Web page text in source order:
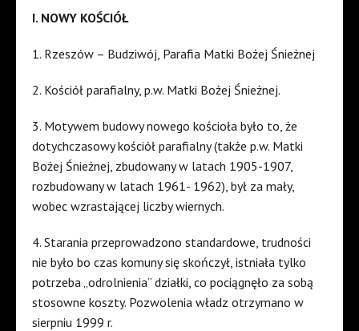
I. NOWY KOŚCIÓŁ
1. Rzeszów – Budziwój Parafia Matki Bożej Śnieżnej
2. Kościół parafialny, p.w. Matki Bożej Śnieżnej.
3. Motywem budowy nowego kościoła było to, że
dotychczasowy kościół parafialny(także p.w. Matki
Bożej Śnieżnej zbudowanyw latach 1905-1907,
rozbudowanyw latach 1961- 1962), był za mały,
wobec wzrastającej liczby wiernych.
4. Starania przeprowadzono standardowe trudności
nie było bo czas komuny się skończył istniała tylko
potrzeba „odrolnienia” działki , co pociągnęło za sobą
stosowne koszty. Pozwolenia władz otrzymano w
sierpniu 1999 r.